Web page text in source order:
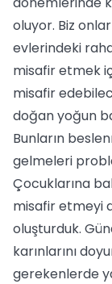
oluyor. Biz
evlerindeki
misafir etmek
misafir
doğan yoğun
Bunların
gelmeleri
Çocuklarına
misafir etmeyi
oluşturduk.
karınlarını
gerekenlerde